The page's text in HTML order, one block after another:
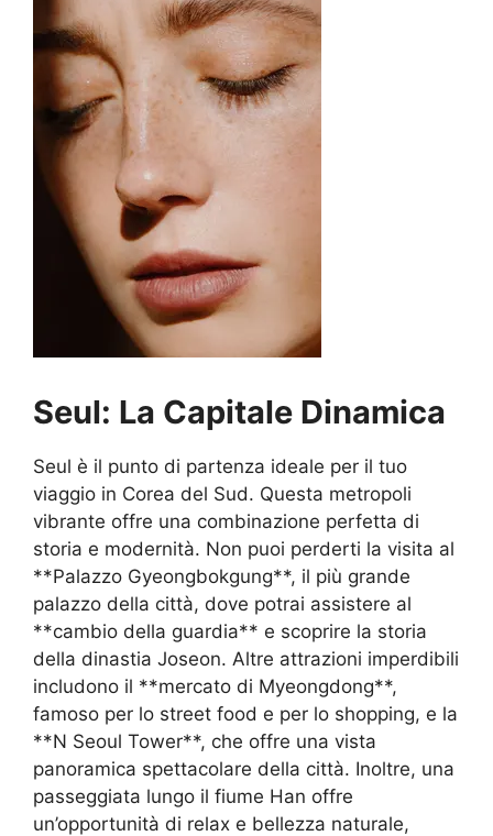
Seul: La Capitale Dinamica
Seul è il punto di partenza ideale per il tuo
viaggio in Corea del Sud. Questa metropoli
vibrante offre una combinazione perfetta di
storia e modernità. Non puoi perderti la visita al
**Palazzo Gyeongbokgung**, il più grande
palazzo della città, dove potrai assistere al
**cambio della guardia** e scoprire la storia
della dinastia Joseon. Altre attrazioni imperdibili
includono il **mercato di Myeongdong**,
famoso per lo street food e per lo shopping, e la
**N Seoul Tower**, che offre una vista
panoramica spettacolare della città. Inoltre, una
passeggiata lungo il fiume Han offre
un’opportunità di relax e bellezza naturale,